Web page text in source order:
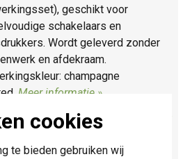
cookies
te bieden gebruiken wij
geschikt voor
schakelaars en
Wordt geleverd zonder
en afdekraam.
champagne
Meer informatie »
Verwachte levertijd:
morgen in huis*
Huidige voorraad:13 stuk(s)